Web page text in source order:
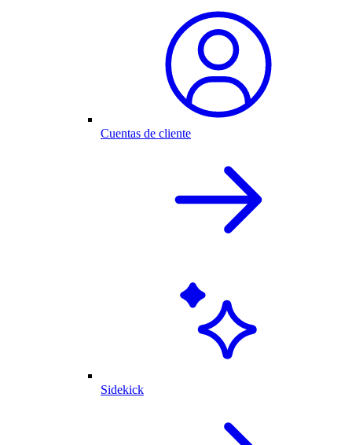
Cuentas de cliente
Sidekick